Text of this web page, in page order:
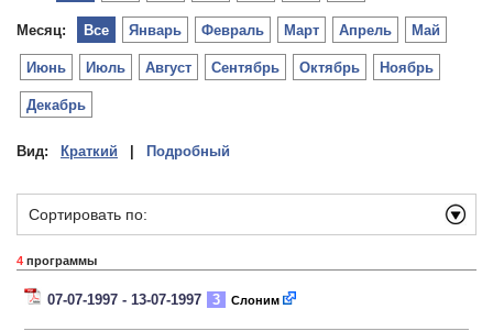
Месяц: Январь Февраль Март Апрель Май
Июнь Июль Август Сентябрь Октябрь Ноябрь
Декабрь
Все
Вид: Краткий Подробный
Сортировать по:
4 программы
07-07-1997 - 13-07-1997 3 Слоним